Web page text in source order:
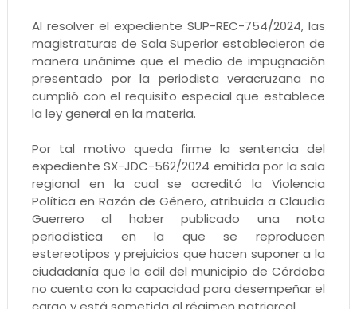
Al resolver el expediente SUP-REC-754/2024, las
magistraturas de Sala Superior establecieron de
manera unánime que el medio de impugnación
presentado por la periodista veracruzana no
cumplió con el requisito especial que establece
la ley general en la materia.
Por tal motivo queda firme la sentencia del
expediente SX-JDC-562/2024 emitida por la sala
regional en la cual se acreditó la Violencia
Política en Razón de Género, atribuida a Claudia
Guerrero al haber publicado una nota
periodística en la que se reproducen
estereotipos y prejuicios que hacen suponer a la
ciudadanía que la edil del municipio de Córdoba
no cuenta con la capacidad para desempeñar el